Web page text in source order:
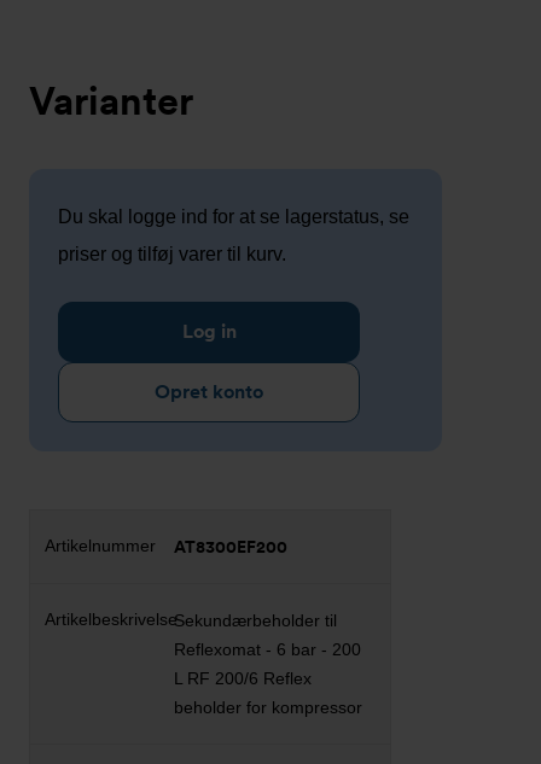
Varianter
Du skal logge ind for at se lagerstatus, se
priser og tilføj varer til kurv.
Log in
Opret konto
AT8300EF200
Sekundærbeholder til
Reflexomat - 6 bar - 200
L RF 200/6 Reflex
beholder for kompressor